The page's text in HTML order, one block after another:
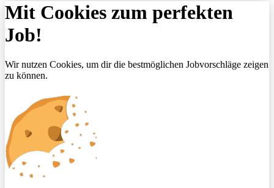
Mit Cookies zum perfekten
Job!
Wir nutzen Cookies, um dir die bestmöglichen Jobvorschläge zeigen
zu können.